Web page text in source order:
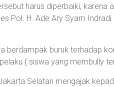
harus diperbaiki, karena
Pol. H. Ade Ary Syam
berdampak buruk terhadap
( siswa yang membully
Selatan mengajak